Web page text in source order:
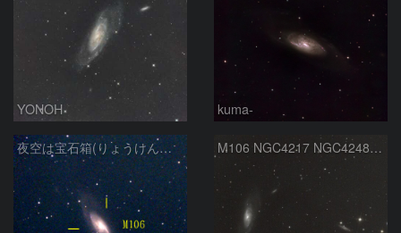
YONOH kuma-
夜空は宝石箱(りょうけん座 M106) Seestar50 M106 NGC4217 NGC4248 りょうけん座